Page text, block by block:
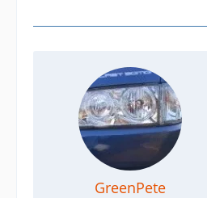
GreenPete